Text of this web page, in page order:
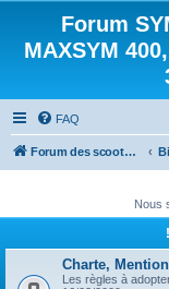
Forum
MAXSYM
FAQ
Forum des scooters SYM - GTS -MAXSYM - CRUISYM - JOYMAX - Maxsym TL
Nous
Charte,
Les règles à